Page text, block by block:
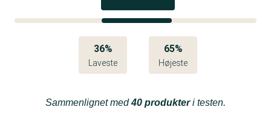
36%
Laveste
65%
Højeste
Sammenlignet med40 produkteri testen.